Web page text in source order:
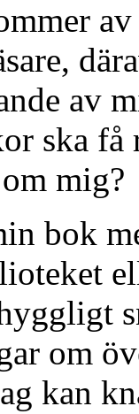
av
av
ska
mig?
bok
om
kan